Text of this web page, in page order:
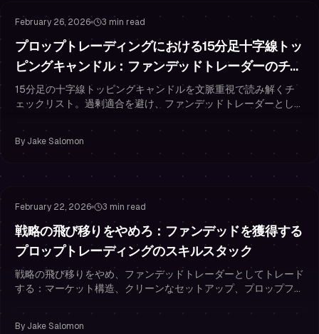
February 26, 2026 3 min read
プロップトレーディングにおける15分足十字線トッ
ピングキャンドル：ファンデッドトレーダーのチェ
ックリスト
15分足の十字線トッピングキャンドルを文脈重視で読み解くチ
ェックリスト。過剰適合を避け、ファンデッドトレーダーとして
By Jake Salomon
February 22, 2026 3 min read
戦略の飛び移りをやめろ：ファンデッドを獲得する
プロップトレーディングのスキルスタック
戦略の飛び移りをやめ、ファンデッドトレーダーとしてトレード
する：マーケット構造、クリーンなセットアップ、プロップファ
る方法。
By Jake Salomon